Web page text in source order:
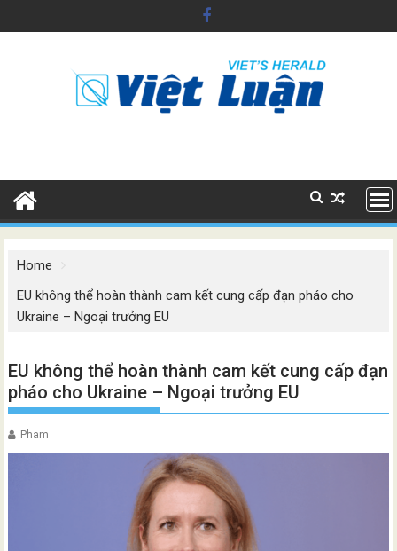
to
Home
EU không thể hoàn thành cam kết cung cấp đạn pháo cho
Ukraine – Ngoại trưởng EU
EU không thể hoàn thành cam kết cung cấp đạn
pháo cho Ukraine – Ngoại trưởng EU
Pham